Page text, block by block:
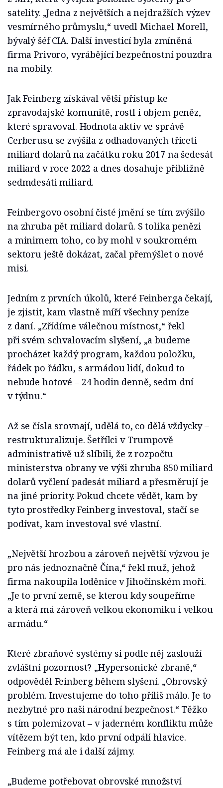
satelity. „Jedna z největších a nejdražších výzev
vesmírného průmyslu,“ uvedl Michael Morell,
bývalý šéf CIA. Další investicí byla zmíněná
firma Privoro, vyrábějící bezpečnostní pouzdra
na mobily.
Jak Feinberg získával větší přístup ke
zpravodajské komunitě, rostl i objem peněz,
které spravoval. Hodnota aktiv ve správě
Cerberusu se zvýšila z odhadovaných třiceti
miliard dolarů na začátku roku 2017 na šedesát
miliard v roce 2022 a dnes dosahuje přibližně
sedmdesáti miliard.
Feinbergovo osobní čisté jmění se tím zvýšilo
na zhruba pět miliard dolarů. S tolika penězi
a minimem toho, co by mohl v soukromém
sektoru ještě dokázat, začal přemýšlet o nové
misi.
Jedním z prvních úkolů, které Feinberga čekají,
je zjistit, kam vlastně míří všechny peníze
z daní. „Zřídíme válečnou místnost,“ řekl
při svém schvalovacím slyšení, „a budeme
procházet každý program, každou položku,
řádek po řádku, s armádou lidí, dokud to
nebude hotové – 24 hodin denně, sedm dní
v týdnu.“
Až se čísla srovnají, udělá to, co dělá vždycky –
restrukturalizuje. Šetřílci v Trumpově
administrativě už slíbili, že z rozpočtu
ministerstva obrany ve výši zhruba 850 miliard
dolarů vyčlení padesát miliard a přesměrují je
na jiné priority. Pokud chcete vědět, kam by
tyto prostředky Feinberg investoval, stačí se
podívat, kam investoval své vlastní.
„Největší hrozbou a zároveň největší výzvou je
pro nás jednoznačně Čína,“ řekl muž, jehož
firma nakoupila loděnice v Jihočínském moři.
„Je to první země, se kterou kdy soupeříme
a která má zároveň velkou ekonomiku i velkou
armádu.“
Které zbraňové systémy si podle něj zaslouží
zvláštní pozornost? „Hypersonické zbraně,“
odpověděl Feinberg během slyšení. „Obrovský
problém. Investujeme do toho příliš málo. Je to
nezbytné pro naši národní bezpečnost.“ Těžko
s tím polemizovat – v jaderném konfliktu může
vítězem být ten, kdo první odpálí hlavice.
Feinberg má ale i další zájmy.
„Budeme potřebovat obrovské množství